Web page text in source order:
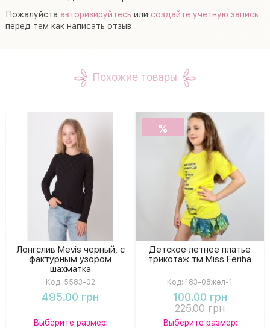
Пожалуйста авторизируйтесь или создайте учетную запись
перед тем как написать отзыв
Похожие товары
Лонгслив Mevis черный, с
фактурным узором
шахматка
Код: 5583-02
495.00 грн
Выберите размер:
%
Детское летнее платье
трикотаж тм Miss Feriha
Код: 183-08жел-1
100.00 грн
225.00 грн
Выберите размер: